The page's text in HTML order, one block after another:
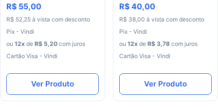
R$ 55,00
R$ 52,25 à vista com desconto
Pix - Vindi
ou 12x de R$ 5,20 com juros
Cartão Visa - Vindi
Ver Produto
R$ 40,00
R$ 38,00 à vista com desconto
Pix - Vindi
ou 12x de R$ 3,78 com juros
Cartão Visa - Vindi
Ver Produto